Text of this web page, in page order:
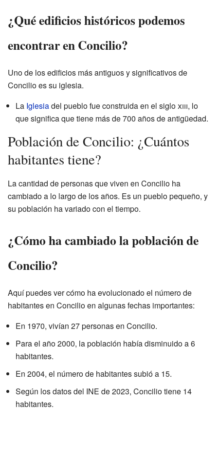
¿Qué edificios históricos podemos
encontrar en Concilio?
Uno de los edificios más antiguos y significativos de
Concilio es su iglesia.
La Iglesiadel pueblo fue construida en el sigloxiii, lo
que significa que tiene más de 700 años de antigüedad.
Población de Concilio: ¿Cuántos
habitantes tiene?
La cantidad de personas que viven en Concilio ha
cambiado a lo largo de los años. Es un pueblo pequeño, y
su población ha variado con el tiempo.
¿Cómo ha cambiado la población de
Concilio?
Aquí puedes ver cómo ha evolucionado el número de
habitantes en Concilio en algunas fechas importantes:
En 1970, vivían 27 personas en Concilio.
Para el año 2000, la población había disminuido a 6
habitantes.
En 2004, el número de habitantes subió a 15.
Según los datos del INE de 2023, Concilio tiene 14
habitantes.